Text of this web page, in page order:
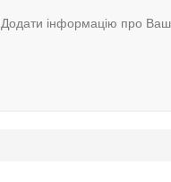
Додати інформацію про